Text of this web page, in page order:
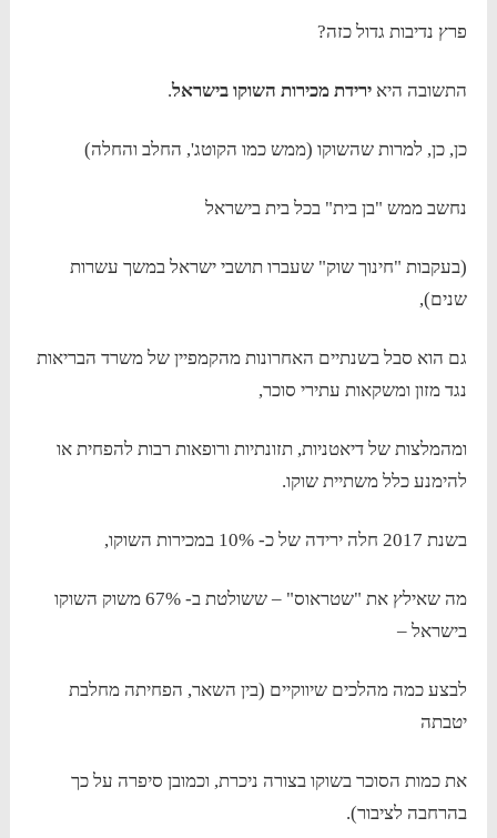
פרץ נדיבות גדול כזה?
התשובה היאירידת מכירות השוקו בישראל.
כן, כן, למרות שהשוקו (ממש כמו הקוטג', החלב והחלה)
נחשב ממש "בן בית" בכל בית בישראל
(בעקבות "חינוך שוק" שעברו תושבי ישראל במשך עשרות
שנים),
גם הוא סבל בשנתיים האחרונות מהקמפיין של משרד הבריאות
נגד מזון ומשקאות עתירי סוכר,
ומהמלצות של דיאטניות, תזונתיות ורופאות רבות להפחית או
להימנע כלל משתיית שוקו.
בשנת 2017 חלה ירידה של כ- 10% במכירות השוקו,
מה שאילץ את "שטראוס" – ששולטת ב- 67% משוק השוקו
בישראל –
לבצע כמה מהלכים שיווקיים (בין השאר, הפחיתה מחלבת
יטבתה
את כמות הסוכר בשוקו בצורה ניכרת, וכמובן סיפרה על כך
בהרחבה לציבור).